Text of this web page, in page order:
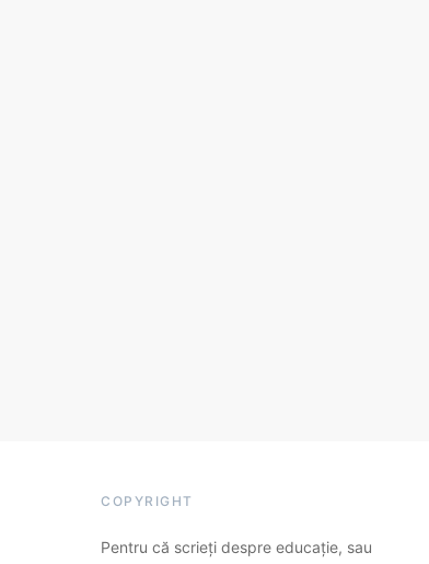
COPYRIGHT
Pentru că scrieți despre educație, sau